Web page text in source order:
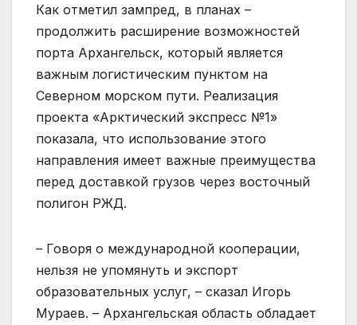
Как отметил зампред, в планах –
продолжить расширение возможностей
порта Архангельск, который является
важным логистическим пунктом на
Северном морском пути. Реализация
проекта «Арктический экспресс №1»
показала, что использование этого
направления имеет важные преимущества
перед доставкой грузов через восточный
полигон РЖД.
– Говоря о международной кооперации,
нельзя не упомянуть и экспорт
образовательных услуг, – сказал Игорь
Мураев. – Архангельская область обладает